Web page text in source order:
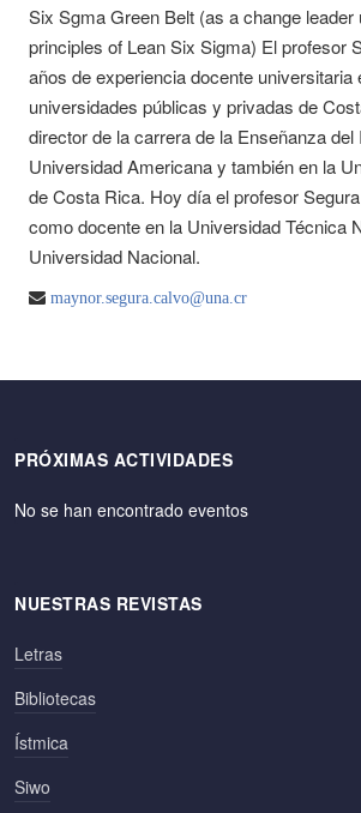
Six Sgma Green Belt (as a change leader
principles of Lean Six Sigma) El profesor
años de experiencia docente universitaria
universidades públicas y privadas de
director de la carrera de la Enseñanza del
Universidad Americana y también en la
de Costa Rica. Hoy día el profesor
como docente en la Universidad Técnica
Universidad Nacional.
maynor.segura.calvo@una.cr
PRÓXIMAS ACTIVIDADES
No se han encontrado eventos
NUESTRAS REVISTAS
Letras
Bibliotecas
Ístmica
Siwo